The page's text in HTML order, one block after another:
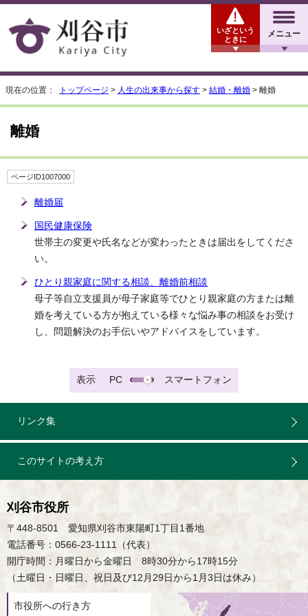
メニュー
いざという
ときに
現在の位置： トップページ > 人生の出来事から探す > 結婚・離婚 > 離婚
離婚
ページID1007000
離婚届
国民健康保険
世帯主の変更や氏名などが変わったときは届出をしてくださ
い。
ひとり親家庭に関する相談、離婚前相談
母子等自立支援員が母子家庭等でひとり親家庭の方または離
婚を考えている方が抱えている様々な悩み事の相談をお受け
し、問題解決のお手伝いやアドバイスをしています。
表示 PC スマートフォン
リンク集
このサイトの考え方
刈谷市役所
〒448-8501 愛知県刈谷市東陽町1丁目1番地
電話番号：0566-23-1111（代表）
開庁時間：月曜日から金曜日 8時30分から17時15分
（土曜日・日曜日、祝日及び12月29日から1月3日は休み）
市役所への行き方